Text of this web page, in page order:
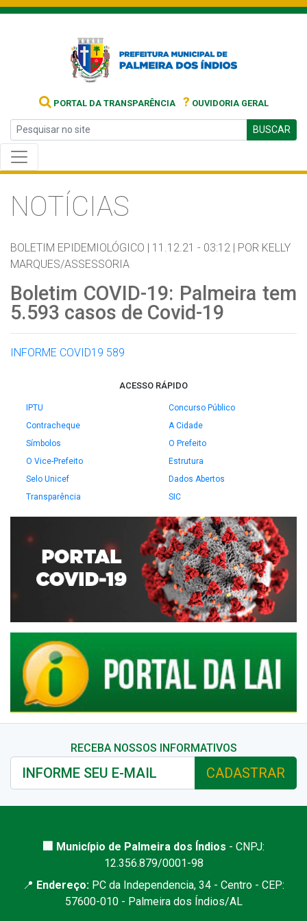
PORTAL DA TRANSPARÊNCIA ? OUVIDORIA GERAL
BUSCAR
NOTÍCIAS
BOLETIM EPIDEMIOLÓGICO | 11.12.21 - 03:12 | POR KELLY
MARQUES/ASSESSORIA
Boletim COVID-19: Palmeira tem
5.593 casos de Covid-19
INFORME COVID19 589
ACESSO RÁPIDO
IPTU
Concurso Público
Contracheque
A Cidade
Símbolos
O Prefeito
O Vice-Prefeito
Estrutura
Selo Unicef
Dados Abertos
Transparência
SIC
RECEBA NOSSOS INFORMATIVOS
CADASTRAR
🏢 Município de Palmeira dos Índios - CNPJ:
12.356.879/0001-98
📍 Endereço: PC da Independencia, 34 - Centro - CEP:
57600-010 - Palmeira dos Índios/AL